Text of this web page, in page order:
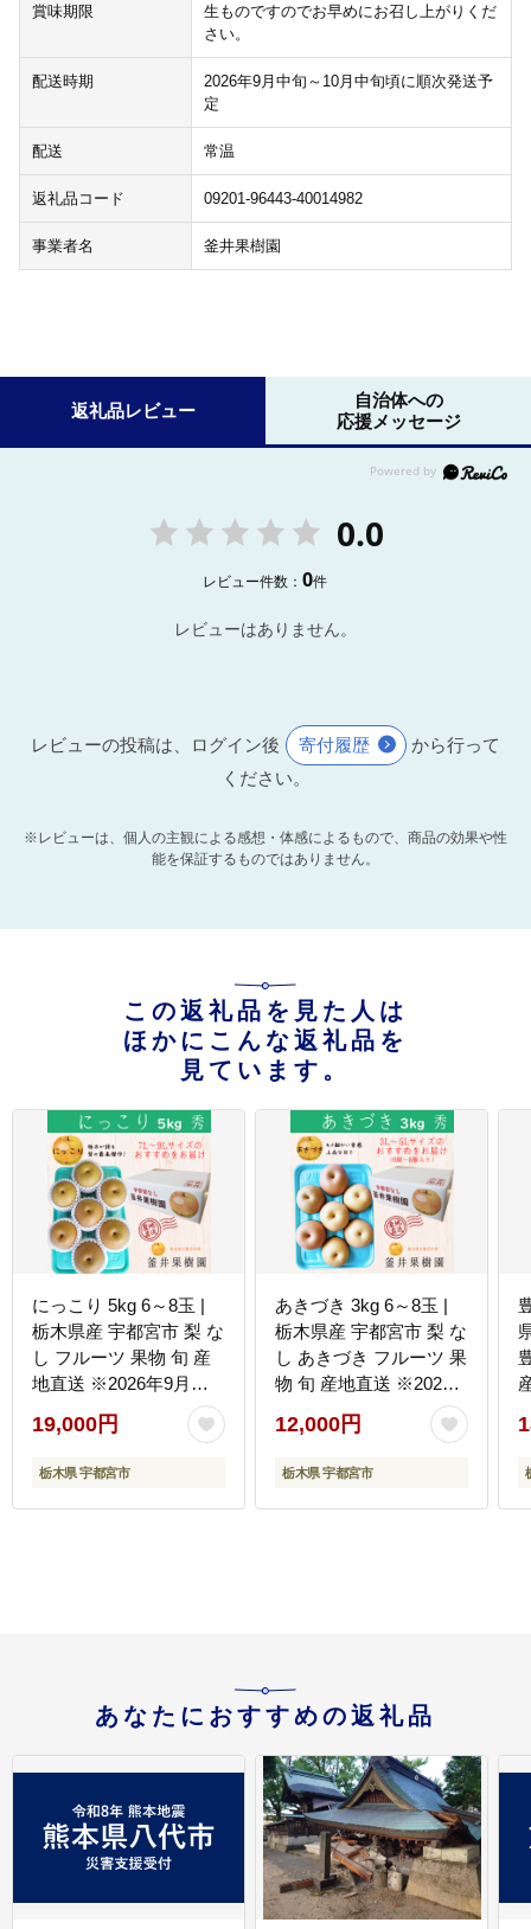
賞味期限
生ものですのでお早めにお召し上がりくだ
さい。
配送時期
2026年9月中旬～10月中旬頃に順次発送予
定
配送 常温
返礼品コード 09201-96443-40014982
事業者名 釜井果樹園
返礼品レビュー
自治体への
応援メッセージ
0.0
レビュー件数：0件
レビューはありません。
レビューの投稿は、ログイン後 寄付履歴
から行って
ください。
※レビューは、個人の主観による感想・体感によるもので、商品の効果や性
能を保証するものではありません。
この返礼品を見た人は
ほかにこんな返礼品を
見ています。
にっこり 5kg 6～8玉 |
栃木県産 宇都宮市 梨 な
し フルーツ 果物 旬 産
地直送 ※2026年9月～
19,000円
栃木県 宇都宮市
あきづき 3kg 6～8玉 |
栃木県産 宇都宮市 梨 な
し あきづき フルーツ 果
物 旬 産地直送 ※2026
年9月～発送
12,000円
栃木県 宇都宮市
あなたにおすすめの返礼品